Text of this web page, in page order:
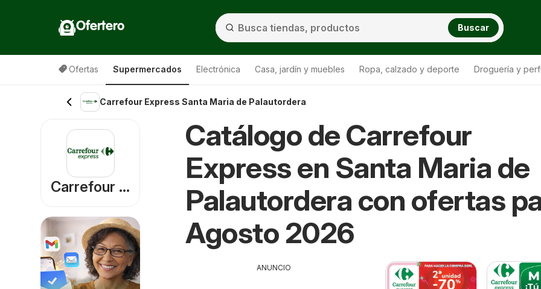
Ofertero Buscar
Ofertas Supermercados Electrónica Casa, jardín y muebles Ropa, calzado y deporte Droguería y
Carrefour Express Santa Maria de Palautordera
Catálogo de Carrefour
Express en Santa Maria de
Palautordera con ofertas
Agosto 2026
ANUNCIO
Carrefour Express